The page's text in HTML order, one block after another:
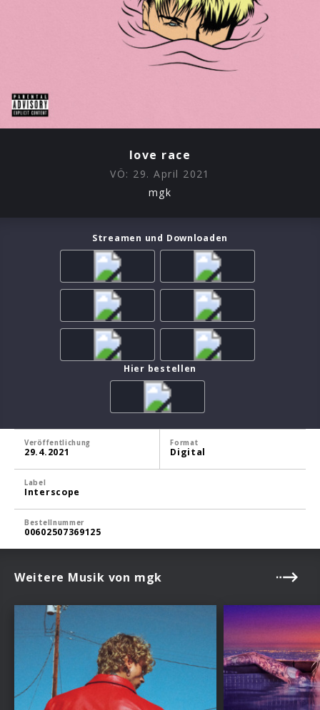
love race
VÖ: 29. April 2021
mgk
Streamen und Downloaden
Hier bestellen
Veröffentlichung
29.4.2021
Format
Digital
Label
Interscope
Bestellnummer
00602507369125
Weitere Musik von mgk